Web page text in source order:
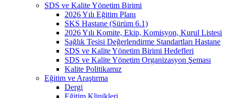
SDS ve Kalite Yönetim Birimi
2026 Yılı Eğitim Planı
SKS Hastane (Sürüm 6.1)
2026 Yılı Komite, Ekip, Komisyon, Kurul Listesi
Sağlık Tesisi Değerlendirme Standartları Hastane
SDS ve Kalite Yönetim Birimi Hedefleri
SDS ve Kalite Yönetim Organizasyon Şeması
Kalite Politikamız
Eğitim ve Araştırma
Dergi
Eğitim Klinikleri